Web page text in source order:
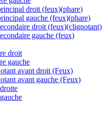
droit (feux)(phare)
gauche (feux)(phare)
droit (feux)(clignotant)
gauche (feux)
droit
gauche
avant droit (Feux)
avant gauche (Feux)